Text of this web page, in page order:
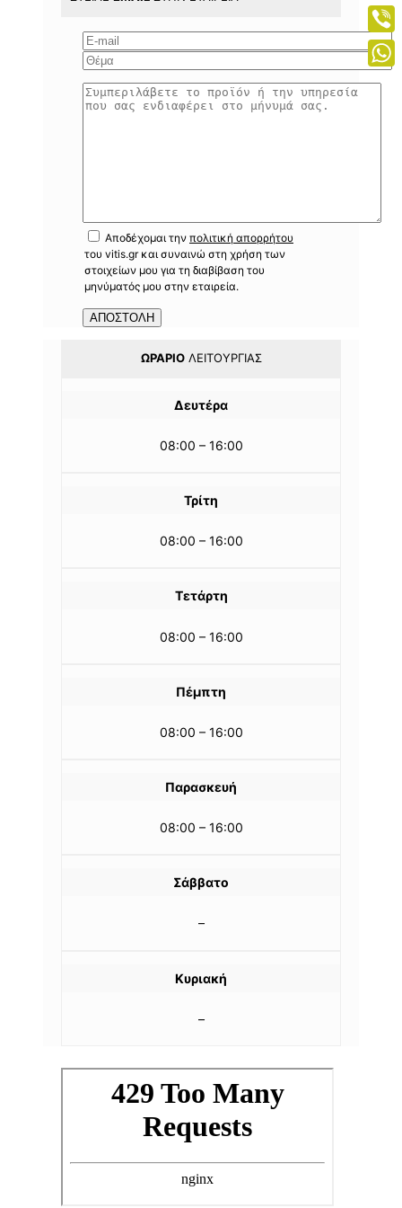
Αποδέχομαι την πολιτική απορρήτου
του vitis.gr και συναινώ στη χρήση των
στοιχείων μου για τη διαβίβαση του
μηνύματός μου στην εταιρεία.
ΩΡΆΡΙΟΛΕΙΤΟΥΡΓΊΑΣ
Δευτέρα
08:00 – 16:00
Τρίτη
08:00 – 16:00
Τετάρτη
08:00 – 16:00
Πέμπτη
08:00 – 16:00
Παρασκευή
08:00 – 16:00
Σάββατο
–
Κυριακή
–
Viber